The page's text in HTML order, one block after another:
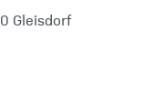
Gleisdorf